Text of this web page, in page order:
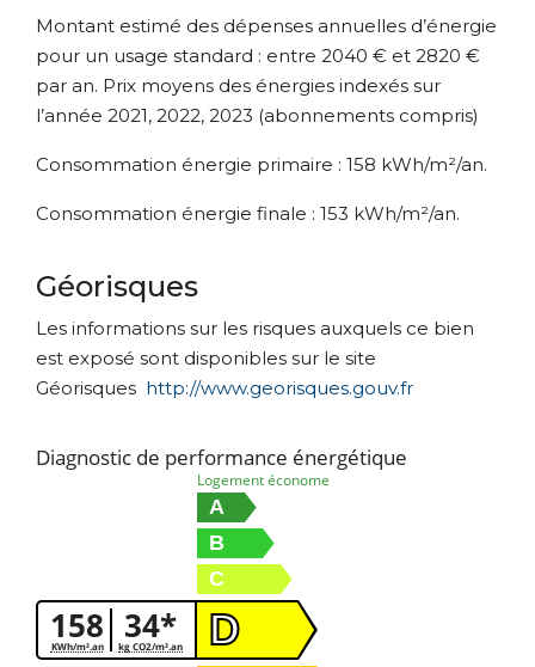
Montant estimé des dépenses annuelles d’énergie
pour un usage standard : entre 2040 € et 2820 €
par an. Prix moyens des énergies indexés sur
l’année 2021, 2022, 2023 (abonnements compris)
Consommation énergie primaire : 158 kWh/m²/an.
Consommation énergie finale : 153 kWh/m²/an.
Géorisques
Les informations sur les risques auxquels ce bien
est exposé sont disponibles sur le site
Géorisques http://www.georisques.gouv.fr
Diagnostic de performance énergétique
158
KWh/m².an 34*
kg CO2/m².an
Logement économe
A
B
C
D